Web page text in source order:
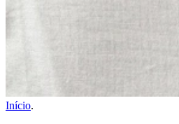
Início.